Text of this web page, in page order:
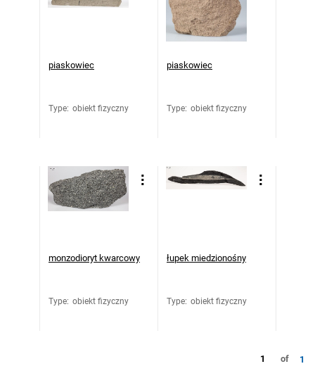
piaskowiec
Type: obiekt fizyczny
piaskowiec
Type: obiekt fizyczny
monzodioryt kwarcowy
Type: obiekt fizyczny
łupek miedzionośny
Type: obiekt fizyczny
1 of 1